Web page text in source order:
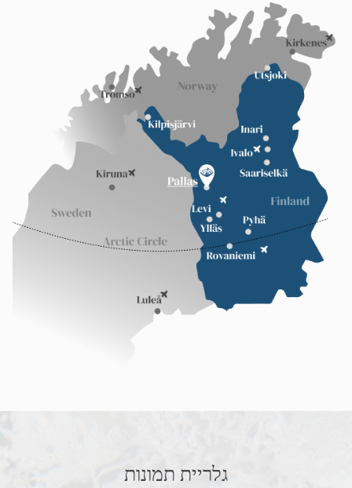
גלריית תמונות